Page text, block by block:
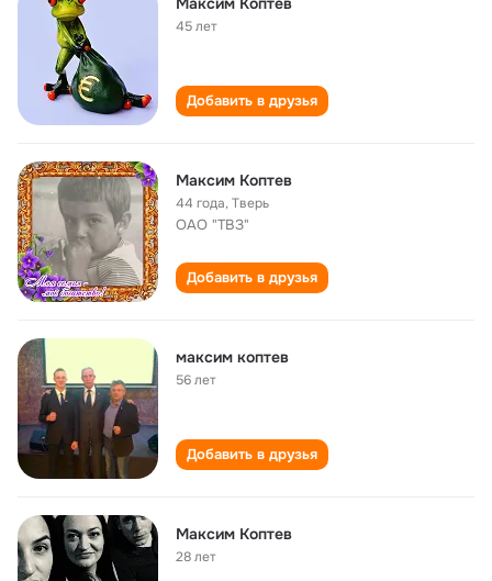
45 лет
Добавить в друзья
Максим Коптев
44 года,Тверь
ОАО "ТВЗ"
Добавить в друзья
максим коптев
56 лет
Добавить в друзья
Максим Коптев
28 лет